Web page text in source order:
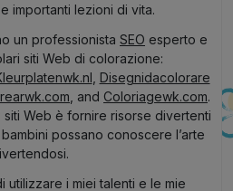
importanti lezioni di vita.
un professionista SEO esperto e
siti Web di colorazione:
Disegnidacolorare
, and Coloriagewk.com.
Web è fornire risorse divertenti
possano conoscere l’arte
utilizzare i miei talenti e le mie